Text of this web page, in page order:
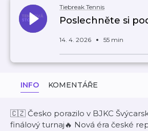
Tiebreak Tennis
Poslechněte si
14. 4. 2026 55 min
INFO KOMENTÁŘE
🇨🇿 Česko porazilo v BJKC
finálový turnaj🔥 Nová éra české